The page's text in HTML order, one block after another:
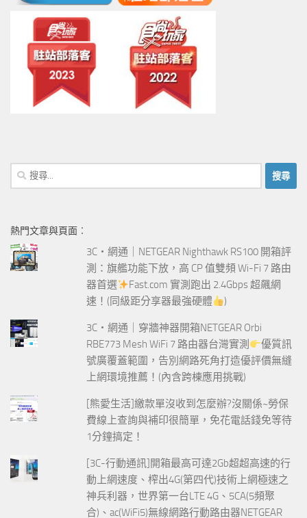
搜
尋
字:
熱門文章與頁面︰
3C‧網通｜NETGEAR Nighthawk RS100 開箱評
測：旗艦功能下放，高 CP 值雙頻 Wi-Fi 7 路由
器首選
Fast.com 實測跑出 2.4Gbps 超飆網
速！(同級距分享器最強硬體
)
3C‧網通｜穿牆神器開箱NETGEAR Orbi
RBE773 Mesh WiFi 7 路由器台灣實測
優質訊
號廣覆蓋範圍，告別網路死角打造優評價無縫
上網環境推薦！(內含跨棟應用挑戰)
[熊愛生活]繳款單沒收到怎麼辦?沒關係~勞保
費線上查詢與補印很簡單，免花電話錢免等待
1分鐘搞定！
[3C-行動通訊]開箱最高可達2Gb超超高速的行
動上網速度、榨出4G(第四代)技術上網極速之
神兵利器，世界第一台LTE 4G、5CA(5頻聚
合)、ac(WiFi5)無線網路行動路由器NETGEAR